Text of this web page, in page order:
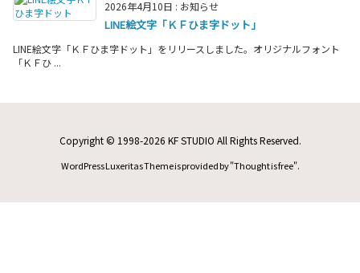
2026年4月10日 : お知らせ
LINE絵文字「ＫＦひま字ドット」
LINE絵文字「ＫＦひま字ドット」をリリースしました。オリジナルフォント
「ＫＦひ ...
Copyright © 1998-2026 KF STUDIO All Rights Reserved.
WordPress Luxeritas Theme is provided by "Thought is free".